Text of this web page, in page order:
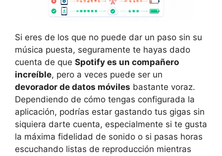
Si eres de los que no puede dar un paso sin su
música puesta, seguramente te hayas dado
cuenta de que Spotify es un compañero
increíble, pero a veces puede ser un
devorador de datos móviles bastante voraz.
Dependiendo de cómo tengas configurada la
aplicación, podrías estar gastando tus gigas sin
siquiera darte cuenta, especialmente si te gusta
la máxima fidelidad de sonido o si pasas horas
escuchando listas de reproducción mientras